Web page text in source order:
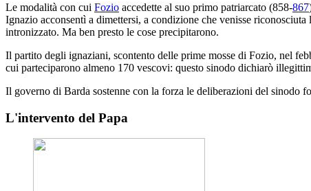
Le modalità con cui Fozio accedette al suo primo patriarcato (858-867
Ignazio acconsentì a dimettersi, a condizione che venisse
intronizzato. Ma ben presto le cose precipitarono.
Il partito degli ignaziani, scontento delle prime mosse di Fozio, nel
cui parteciparono almeno 170 vescovi: questo sinodo dichiarò
Il governo di Barda sostenne con la forza le deliberazioni del sinodo
L'intervento del Papa